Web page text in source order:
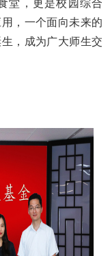
堂，更是校园综合
，一个面向未来的
，成为广大师生交